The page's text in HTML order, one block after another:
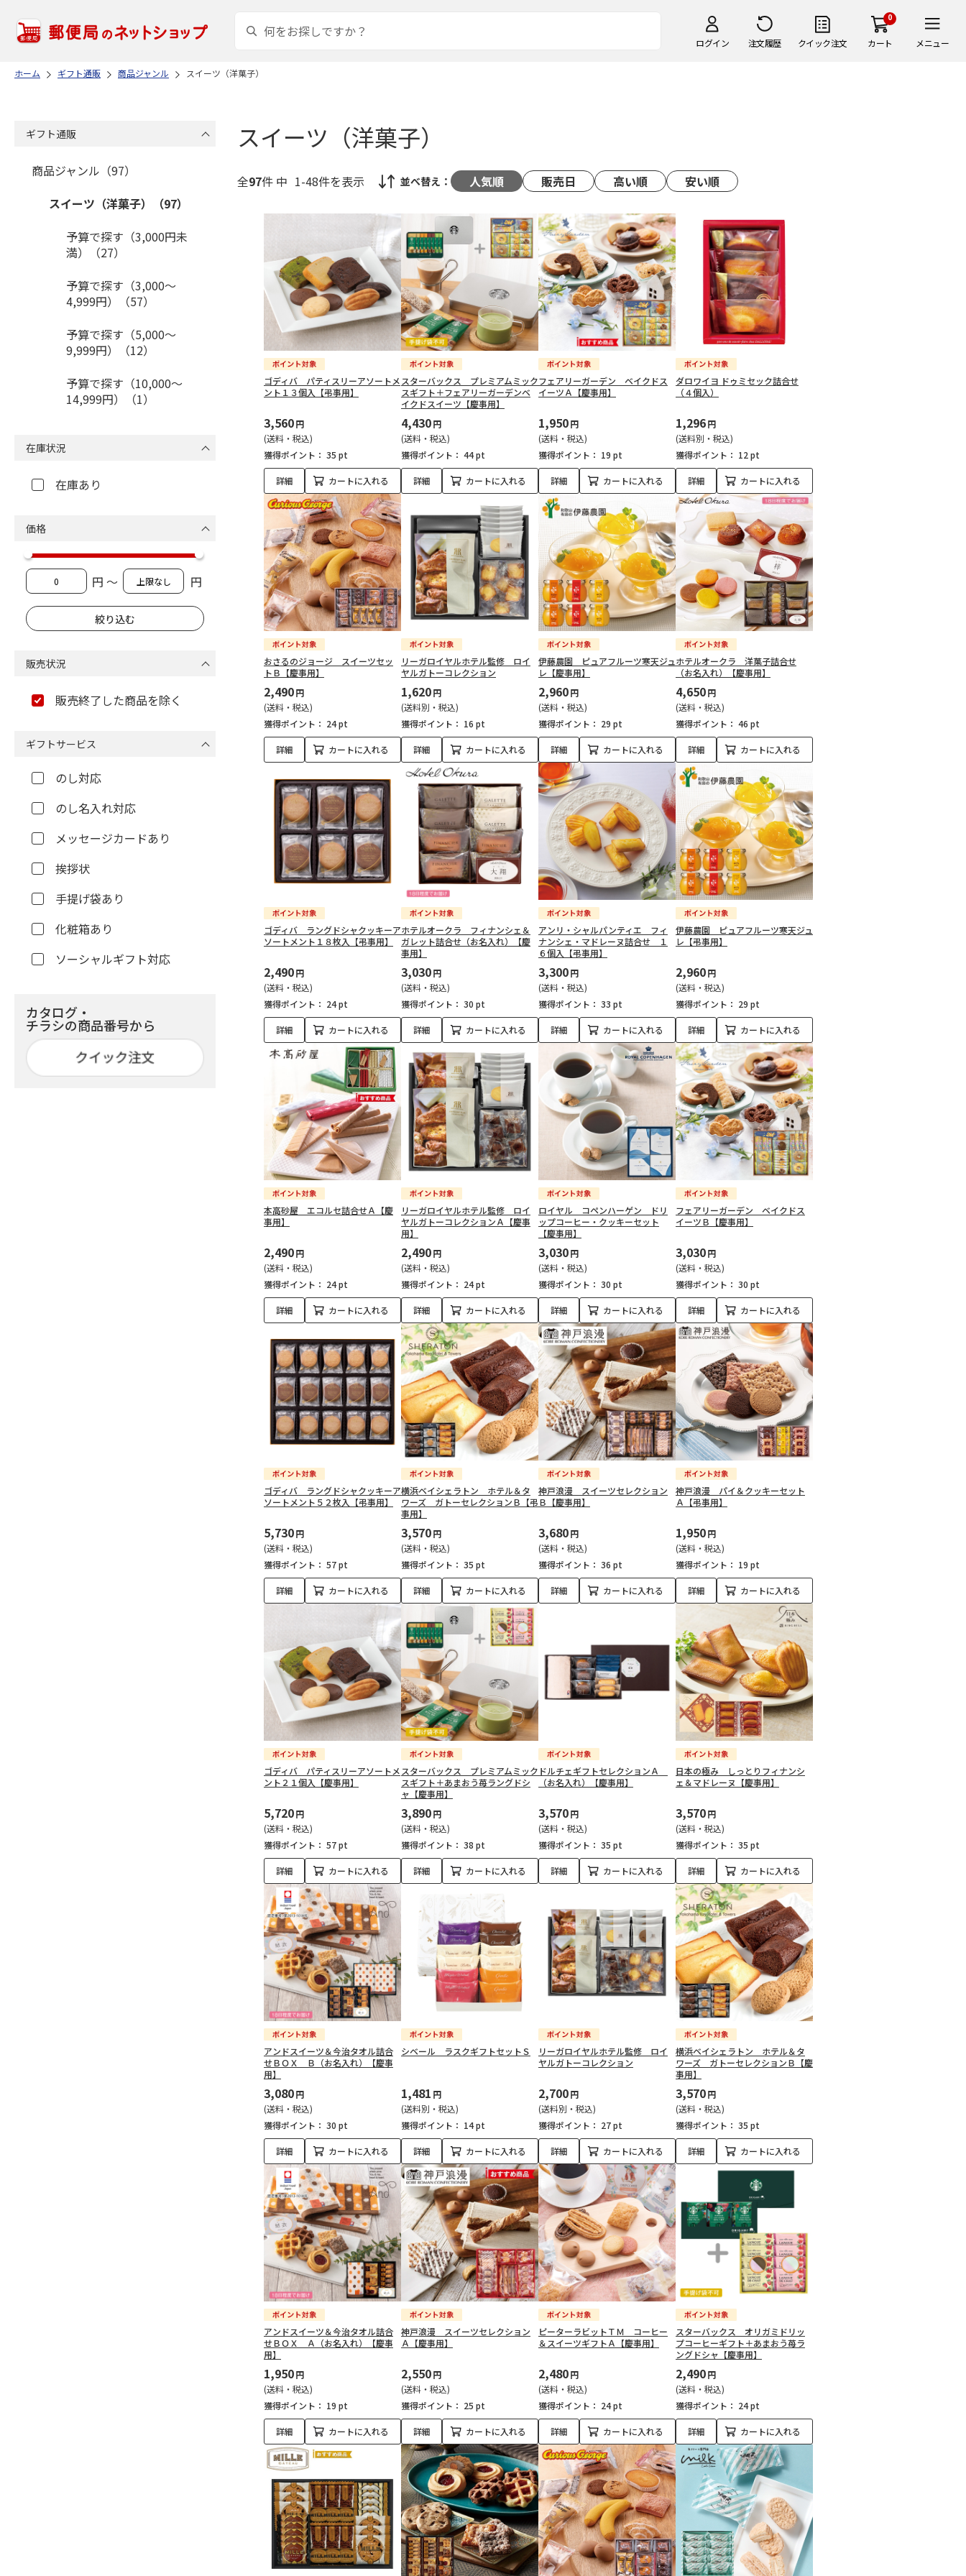
ログイン 注文履歴 クイック注文
0
カート メニュー
ホーム ギフト通販 商品ジャンル スイーツ（洋菓子）
スイーツ（洋菓子）
全97件 中 1-48件を表示 並べ替え： 人気順 販売日 高い順 安い順
ゴディバ パティスリーアソートメ
ント１３個入【弔事用】
3,560円
(送料・税込)
獲得ポイント： 35 pt
詳細 カートに入れる
スターバックス プレミアムミック
スギフト＋フェアリーガーデンベ
イクドスイーツ【慶事用】
4,430円
(送料・税込)
獲得ポイント： 44 pt
詳細 カートに入れる
フェアリーガーデン ベイクドス
イーツＡ【慶事用】
1,950円
(送料・税込)
獲得ポイント： 19 pt
詳細 カートに入れる
ダロワイヨ ドゥミセック詰合せ
（４個入）
1,296円
(送料別・税込)
獲得ポイント： 12 pt
詳細 カートに入れる
おさるのジョージ スイーツセッ
トＢ【慶事用】
2,490円
(送料・税込)
獲得ポイント： 24 pt
詳細 カートに入れる
リーガロイヤルホテル監修 ロイ
ヤルガトーコレクション
1,620円
(送料別・税込)
獲得ポイント： 16 pt
詳細 カートに入れる
伊藤農園 ピュアフルーツ寒天ジュ
レ【慶事用】
2,960円
(送料・税込)
獲得ポイント： 29 pt
詳細 カートに入れる
ホテルオークラ 洋菓子詰合せ
（お名入れ）【慶事用】
4,650円
(送料・税込)
獲得ポイント： 46 pt
詳細 カートに入れる
ゴディバ ラングドシャクッキーア
ソートメント１８枚入【弔事用】
2,490円
(送料・税込)
獲得ポイント： 24 pt
詳細 カートに入れる
ホテルオークラ フィナンシェ＆
ガレット詰合せ（お名入れ）【慶
事用】
3,030円
(送料・税込)
獲得ポイント： 30 pt
詳細 カートに入れる
アンリ・シャルパンティエ フィ
ナンシェ・マドレーヌ詰合せ １
６個入【弔事用】
3,300円
(送料・税込)
獲得ポイント： 33 pt
詳細 カートに入れる
伊藤農園 ピュアフルーツ寒天ジュ
レ【弔事用】
2,960円
(送料・税込)
獲得ポイント： 29 pt
詳細 カートに入れる
本高砂屋 エコルセ詰合せＡ【慶
事用】
2,490円
(送料・税込)
獲得ポイント： 24 pt
詳細 カートに入れる
リーガロイヤルホテル監修 ロイ
ヤルガトーコレクションＡ【慶事
用】
2,490円
(送料・税込)
獲得ポイント： 24 pt
詳細 カートに入れる
ロイヤル コペンハーゲン ドリ
ップコーヒー・クッキーセット
【慶事用】
3,030円
(送料・税込)
獲得ポイント： 30 pt
詳細 カートに入れる
フェアリーガーデン ベイクドス
イーツＢ【慶事用】
3,030円
(送料・税込)
獲得ポイント： 30 pt
詳細 カートに入れる
ゴディバ ラングドシャクッキーア
ソートメント５２枚入【弔事用】
5,730円
(送料・税込)
獲得ポイント： 57 pt
詳細 カートに入れる
横浜ベイシェラトン ホテル＆タ
ワーズ ガトーセレクションＢ【弔
事用】
3,570円
(送料・税込)
獲得ポイント： 35 pt
詳細 カートに入れる
神戸浪漫 スイーツセレクション
Ｂ【慶事用】
3,680円
(送料・税込)
獲得ポイント： 36 pt
詳細 カートに入れる
神戸浪漫 パイ＆クッキーセット
Ａ【弔事用】
1,950円
(送料・税込)
獲得ポイント： 19 pt
詳細 カートに入れる
ゴディバ パティスリーアソートメ
ント２１個入【慶事用】
5,720円
(送料・税込)
獲得ポイント： 57 pt
詳細 カートに入れる
スターバックス プレミアムミック
スギフト＋あまおう苺ラングドシ
ャ【慶事用】
3,890円
(送料・税込)
獲得ポイント： 38 pt
詳細 カートに入れる
ドルチェギフトセレクションＡ
（お名入れ）【慶事用】
3,570円
(送料・税込)
獲得ポイント： 35 pt
詳細 カートに入れる
日本の極み しっとりフィナンシ
ェ＆マドレーヌ【慶事用】
3,570円
(送料・税込)
獲得ポイント： 35 pt
詳細 カートに入れる
アンドスイーツ＆今治タオル詰合
せＢＯＸ Ｂ（お名入れ）【慶事
用】
3,080円
(送料・税込)
獲得ポイント： 30 pt
詳細 カートに入れる
シベール ラスクギフトセットＳ
1,481 円
(送料別・税込)
獲得ポイント： 14 pt
詳細 カートに入れる
リーガロイヤルホテル監修 ロイ
ヤルガトーコレクション
2,700円
(送料別・税込)
獲得ポイント： 27 pt
詳細 カートに入れる
横浜ベイシェラトン ホテル＆タ
ワーズ ガトーセレクションＢ【慶
事用】
3,570円
(送料・税込)
獲得ポイント： 35 pt
詳細 カートに入れる
アンドスイーツ＆今治タオル詰合
せＢＯＸ Ａ（お名入れ）【慶事
用】
1,950円
(送料・税込)
獲得ポイント： 19 pt
詳細 カートに入れる
神戸浪漫 スイーツセレクション
Ａ【慶事用】
2,550円
(送料・税込)
獲得ポイント： 25 pt
詳細 カートに入れる
ピーターラビットＴＭ コーヒー
＆スイーツギフトＡ【慶事用】
2,480円
(送料・税込)
獲得ポイント： 24 pt
詳細 カートに入れる
スターバックス オリガミドリッ
プコーヒーギフト＋あまおう苺ラ
ングドシャ【慶事用】
2,490円
(送料・税込)
獲得ポイント： 24 pt
詳細 カートに入れる
ギフト通販
商品ジャンル（97）
スイーツ（洋菓子）（97）
予算で探す（3,000円未
満）（27）
予算で探す（3,000～
4,999円）（57）
予算で探す（5,000～
9,999円）（12）
予算で探す（10,000～
14,999円）（1）
在庫状況
在庫あり
価格
円 ～ 円
販売状況
販売終了した商品を除く
ギフトサービス
のし対応
のし名入れ対応
メッセージカードあり
挨拶状
手提げ袋あり
化粧箱あり
ソーシャルギフト対応
カタログ・
チラシの商品番号から